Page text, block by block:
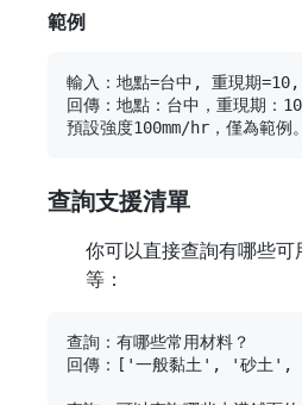
範例
輸入：地點=台中, 重現期
回傳：地點：台中，重現期：
查詢支援清單
你可以直接查詢有哪些
等：
查詢：有哪些常用材料？
回傳：['一般黏土', '砂